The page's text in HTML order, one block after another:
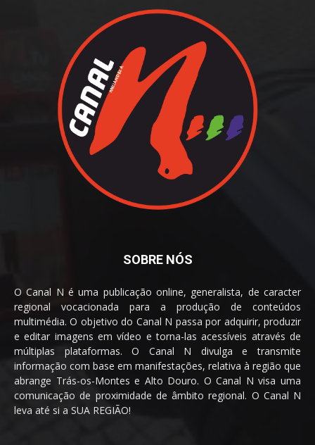
SOBRE NÓS
O Canal N é uma publicação online, generalista, de caracter
regional vocacionada para a produção de conteúdos
multimédia. O objetivo do Canal N passa por adquirir, produzir
e editar imagens em vídeo e torna-las acessíveis através de
múltiplas plataformas. O Canal N divulga e transmite
informação com base em manifestações, relativa à região que
abrange Trás-os-Montes e Alto Douro. O Canal N visa uma
comunicação de proximidade de âmbito regional. O Canal N
leva até si a SUA REGIÃO!